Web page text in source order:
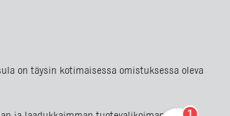
on täysin kotimaisessa omistuksessa oleva